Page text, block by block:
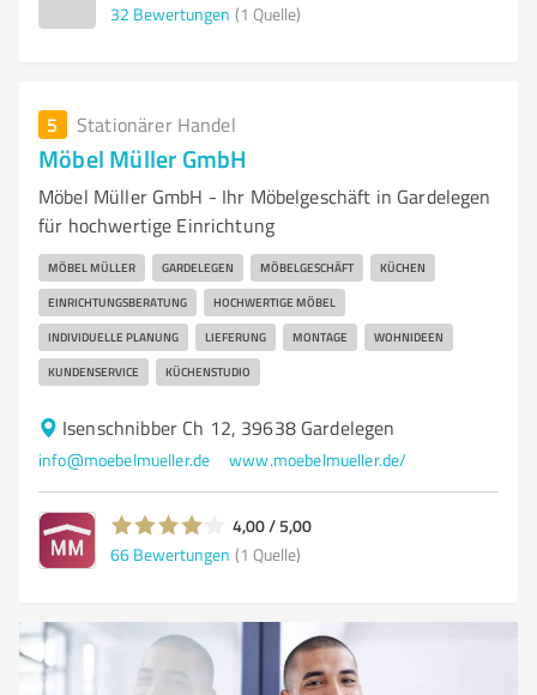
32 Bewertungen (1 Quelle)
5 Stationärer Handel
Möbel Müller GmbH
Möbel Müller GmbH - Ihr Möbelgeschäft in Gardelegen
für hochwertige Einrichtung
MÖBEL MÜLLER GARDELEGEN MÖBELGESCHÄFT KÜCHEN
EINRICHTUNGSBERATUNG HOCHWERTIGE MÖBEL
INDIVIDUELLE PLANUNG LIEFERUNG MONTAGE WOHNIDEEN
KUNDENSERVICE KÜCHENSTUDIO
Isenschnibber Ch 12, 39638 Gardelegen
info@moebelmueller.de www.moebelmueller.de/
4,00 / 5,00
66 Bewertungen (1 Quelle)